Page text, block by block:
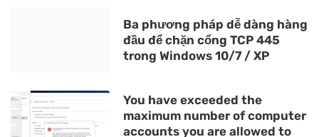
Ba phương pháp dễ dàng hàng
đầu để chặn cổng TCP 445
trong Windows 10/7 / XP
You have exceeded the
maximum number of computer
accounts you are allowed to